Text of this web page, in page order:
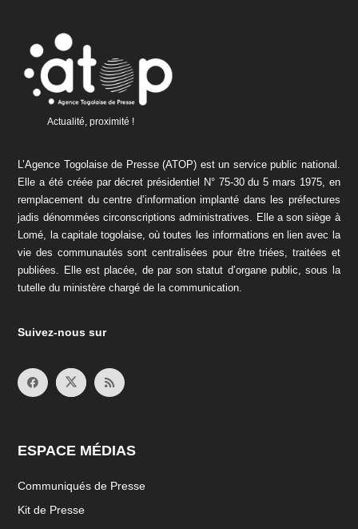
Actualité, proximité !
L’Agence Togolaise de Presse (ATOP) est un service public national.
Elle a été créée par décret présidentiel N° 75-30 du 5 mars 1975, en
remplacement du centre d’information implanté dans les préfectures
jadis dénommées circonscriptions administratives. Elle a son siège à
Lomé, la capitale togolaise, où toutes les informations en lien avec la
vie des communautés sont centralisées pour être triées, traitées et
publiées. Elle est placée, de par son statut d’organe public, sous la
tutelle du ministère chargé de la communication.
Suivez-nous sur
ESPACE MÉDIAS
Communiqués de Presse
Kit de Presse